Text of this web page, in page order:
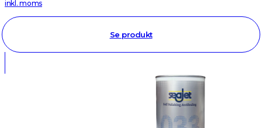
inkl. moms
Se produkt